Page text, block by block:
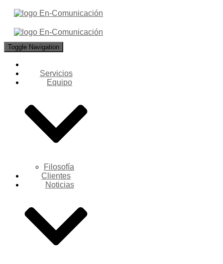
Toggle Navigation
Servicios
Equipo
Filosofía
Clientes
Noticias